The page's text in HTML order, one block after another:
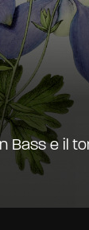
Bass e il